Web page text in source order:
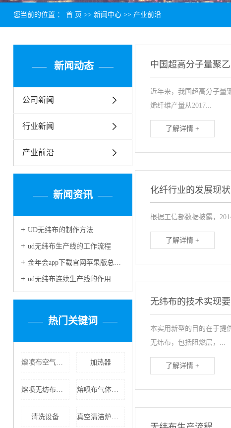
您当前的位置 ： 首 页 >> 新闻中心>> 产业前沿
新闻动态
公司新闻
行业新闻
产业前沿
新闻资讯
UD无纬布的制作方法
ud无纬布生产线的工作流程
金年会app下载官网苹果版总经理郭俊谷获评“2022年度盐城市高层次人才协会十佳会员创新之星”
ud无纬布连续生产线的作用
热门关键词
熔喷布空气加热器 加热器
熔喷无纺布加热器 熔喷布气体加热器
清洗设备 真空清洁炉设备
中国超高分子量聚
近年来，我国超高分子量
烯纤维产量从2017...
了解详情 +
化纤行业的发展现状
根据工信部数据披露，
了解详情 +
无纬布的技术实现
本实用新型的目的在于提
无纬布，包括阻燃层，...
了解详情 +